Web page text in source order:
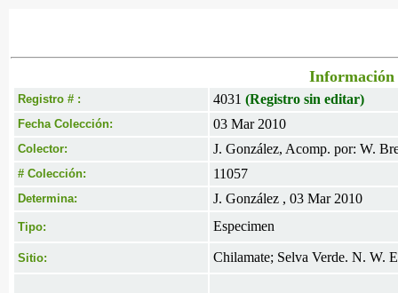
Información
Registro # : 4031 (Registro sin editar)
Fecha Colección: 03 Mar 2010
Colector: J. González, Acomp. por: W.
# Colección: 11057
Determina: J. González , 03 Mar 2010
Tipo: Especimen
Sitio: Chilamate; Selva Verde. N. W.